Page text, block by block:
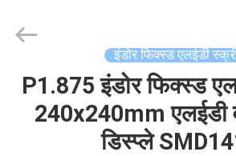
घर
LED
Co.,Ltd.
Reserved.
इंडोर फिक्स्ड एलईडी
P1.875 इंडोर फिक्स्ड
240x240mm एलईडी
डिस्प्ले